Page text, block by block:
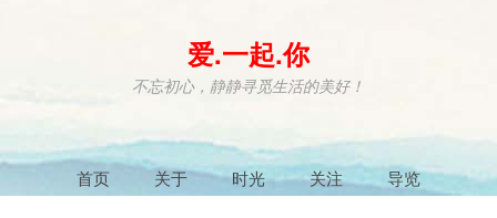
爱.一起.你
不忘初心，静静寻觅生活的美好！
首页 关于 时光 关注 导览